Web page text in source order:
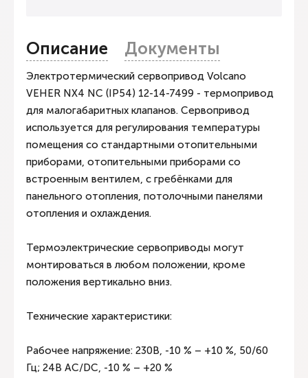
Описание Документы
Электротермический сервопривод Volcano
VEHER NX4 NC (IP54) 12-14-7499 - термопривод
для малогабаритных клапанов. Сервопривод
используется для регулирования температуры
помещения со стандартными отопительными
приборами, отопительными приборами со
встроенным вентилем, с гребёнками для
панельного отопления, потолочными панелями
отопления и охлаждения.
Термоэлектрические сервоприводы могут
монтироваться в любом положении, кроме
положения вертикально вниз.
Технические характеристики:
Рабочее напряжение: 230В, -10 % – +10 %, 50/60
Гц; 24В AC/DC, -10 % – +20 %